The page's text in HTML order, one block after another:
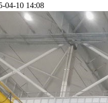
04-10 14:08